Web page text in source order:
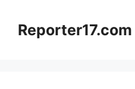
contentReporter17.com